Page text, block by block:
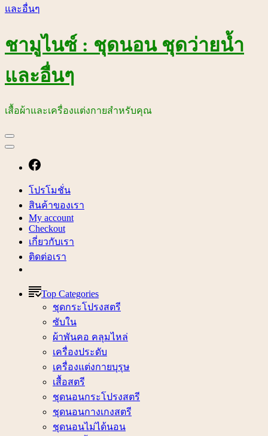
ชามูไนซ์ : ชุดนอน ชุดว่ายน้ำ
และอื่นๆ
เสื้อผ้าและเครื่องแต่งกายสำหรับคุณ
โปรโมชั่น
สินค้าของเรา
My account
Checkout
เกี่ยวกับเรา
ติดต่อเรา
Top Categories
ชุดกระโปรงสตรี
ซับใน
ผ้าพันคอ คลุมไหล่
เครื่องประดับ
เครื่องแต่งกายบุรุษ
เสื้อสตรี
ชุดนอนกระโปรงสตรี
ชุดนอนกางเกงสตรี
ชุดนอนไม่ได้นอน